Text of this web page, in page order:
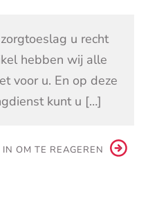
u recht
hebben wij alle
voor u. En op deze
kunt u […]
IN OM TE REAGEREN